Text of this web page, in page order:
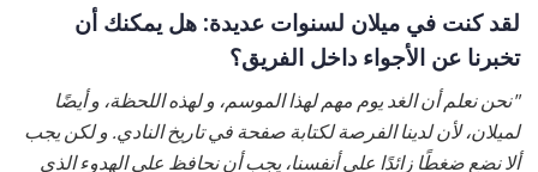
لقد كنت في ميلان لسنوات عديدة: هل يمكنك أن
تخبرنا عن الأجواء داخل الفريق؟
"نحن نعلم أن الغد يوم مهم لهذا الموسم، و لهذه اللحظة، و أيضًا
لميلان، لأن لدينا الفرصة لكتابة صفحة في تاريخ النادي. و لكن يجب
ألا نضع ضغطًا زائدًا على أنفسنا، يجب أن نحافظ على الهدوء الذي